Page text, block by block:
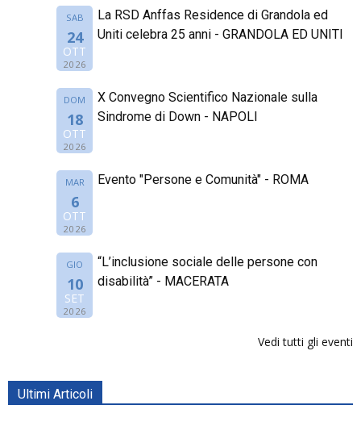
SAB
24
OTT
2026
La RSD Anffas Residence di Grandola ed
Uniti celebra 25 anni - GRANDOLA ED UNITI
DOM
18
OTT
2026
X Convegno Scientifico Nazionale sulla
Sindrome di Down - NAPOLI
MAR
6
OTT
2026
Evento "Persone e Comunità" - ROMA
GIO
10
SET
2026
“L’inclusione sociale delle persone con
disabilità” - MACERATA
Vedi tutti gli eventi
Ultimi Articoli